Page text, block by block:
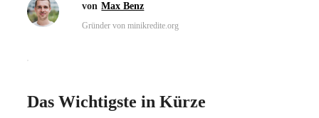
Max Benz
Gründer von minikredite.org
Das Wichtigste in Kürze